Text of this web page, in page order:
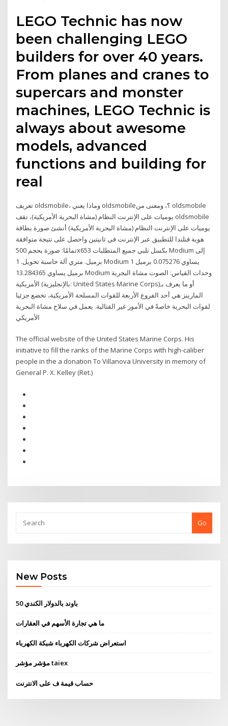
LEGO Technic has now
been challenging LEGO
builders for over 40 years.
From planes and cranes to
supercars and monster
machines, LEGO Technic is
always about awesome
models, advanced
functions and building for
real
تعريف oldsmobile، وماذا يعني oldsmobile؟، ومعنى من oldsmobile
يوميات على الإنترنت النظام (مشاة البحرية الأمريكية)، تقف oldsmobile
يوميات على الإنترنت النظام (مشاة البحرية الأمريكية) أنشئ صورة بطاقة
هوية فنلندا للتطبيق عبر الإنترنت في ثانيتين واحصل على نتيجة متوافقة
تمامًا: صورة بحجم 500x653 بكسل تلبي جميع المتطلبات Modium إلى
برميل. متري آلة حاسبة تحويل. 1 Modium يساوي 0.075276 برميل 1
برميل يساوي 13.284365 Modium وحدات القياس: الصوت مشاة البحرية
الأمريكية (بالإنجليزية: United States Marine Corps)‏ أو ما يعرف بـ
المارينز هي أحد الفروع الأربعة للقوات المسلحة الأمريكية، تخضع جزئيا
لقوات البحرية خاصةً في الأمور غير القتالية. يعمل في سلاح مشاة البحرية
الأمريكي
The official website of the United States Marine Corps. His
initiative to fill the ranks of the Marine Corps with high-caliber
people in the a donation To Villanova University in memory of
General P. X. Kelley (Ret.)
Go
New Posts
50 باوند بالدولار الكندي
ما هي تجارة الأسهم في العقارات
استعراض شركات الكهرباء شبكة الكهرباء
مؤشر مؤشر taiex
حساب قيمة ف على الانترنت